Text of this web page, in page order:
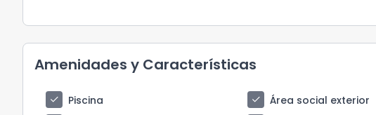
Amenidades y Características
check Piscina check Área social exterior